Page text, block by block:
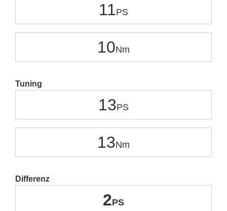
11
10
Tuning
13
13
Differenz
2